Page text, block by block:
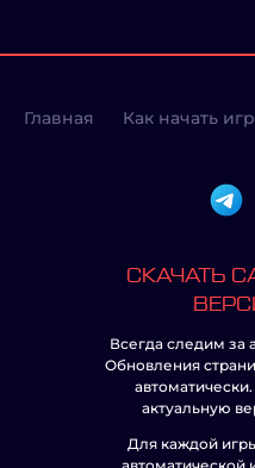
Главная Как начать
СКАЧАТЬ
Всегда следим за
Обновления
актуальную
Для каждой